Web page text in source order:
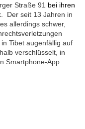
Straße 91 bei ihren
Der seit 13 Jahren in
allerdings schwer,
Tibet augenfällig auf
verschlüsselt, in
Smartphone-App